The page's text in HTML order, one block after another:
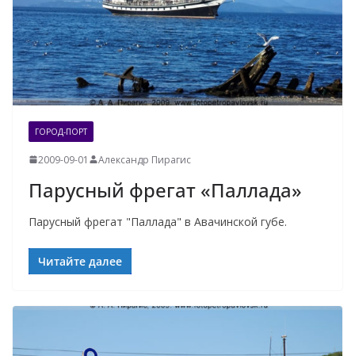
ГОРОД-ПОРТ
2009-09-01 Александр Пирагис
Парусный фрегат «Паллада»
Парусный фрегат "Паллада" в Авачинской губе.
Читайте далее